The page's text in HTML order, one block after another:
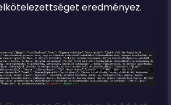
eredményez.